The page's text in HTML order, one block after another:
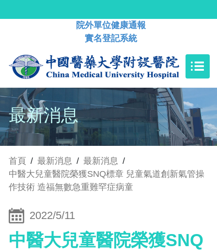
院外單位健康通報
實名登記系統
最新消息
首頁 / 最新消息 / 最新消息 /
中醫大兒童醫院榮獲SNQ標章 兒童氣道創新氣管操
作技術 造福無數急重難罕症病童
2022/5/11
中醫大兒童醫院榮獲SNQ